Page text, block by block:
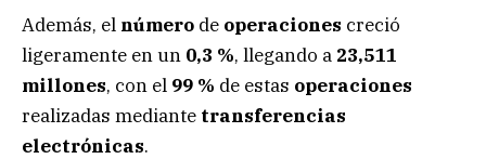
Además, el número de operaciones creció
ligeramente en un 0,3 %, llegando a 23,511
millones, con el 99 % de estas operaciones
realizadas mediante transferencias
electrónicas.